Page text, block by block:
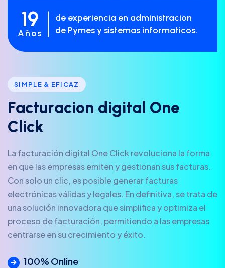
19
Años
de experiencia en administracion
de Pymes y sistemas informaticos.
SIMPLE & EFICAZ
Facturacion d igita One
C ick
La facturación digital One Click revoluciona la forma
en que las empresas emiten y gestionan sus facturas.
Con solo un clic, es posible generar facturas
electrónicas válidas y legales. En definitiva, se trata de
una solución innovadora que simplifica y optimiza el
proceso de facturación, permitiendo a las empresas
centrarse en su crecimiento y éxito.
100% Online